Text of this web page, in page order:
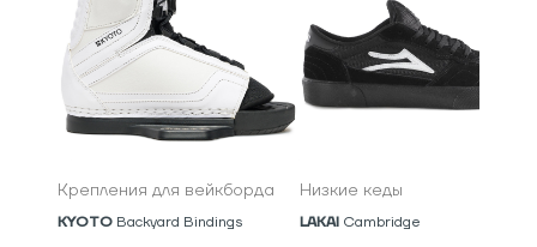
Крепления для вейкборда
KYOTO Backyard Bindings
Низкие кеды
LAKAI Cambridge